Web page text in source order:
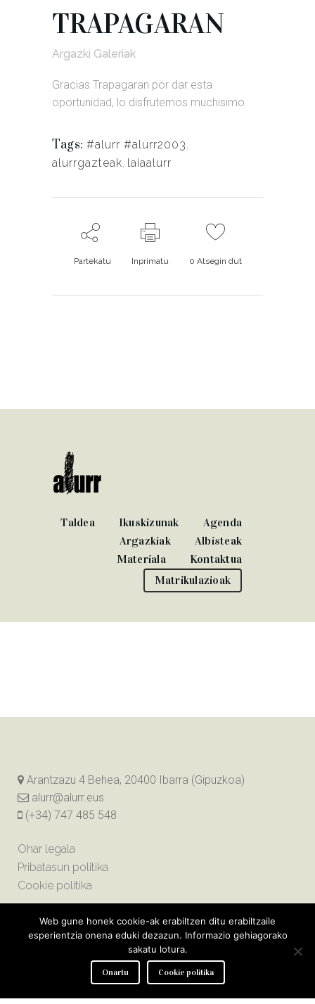
TRAPAGARAN
Argazki Galeriak
Gracias Trapagaran por dar esta
oportunidad, lo disfrutemos muchisimo.
Tags: #alurr #alurr2003
alurrgazteak laiaalurr
Partekatu Inprimatu 0 Atsegin dut
Taldea Ikuskizunak
Agenda
Argazkiak
Albisteak
Materiala
Kontaktua
Matrikulazioak
Arantzazu 4 Behea, 20400 Ibarra (Gipuzkoa)
alurr@alurr.eus
(+34) 747 485 548
Ohar legala
Pribatasun politika
Cookie politika
Web gune honek cookie-ak erabiltzen ditu erabiltzaile
esperientzia onena eduki dezazun. Informazio gehiagorako
sakatu lotura.
Onartu Cookie politika